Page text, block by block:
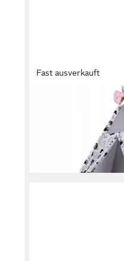
Fast ausverkauft
Tipi-Zelt Tipi Tiere-
Komplett SET mit
in 4-5 Werktagen bei dir